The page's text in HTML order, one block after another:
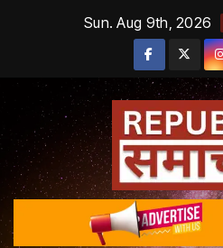
Sun. Aug 9th, 2026